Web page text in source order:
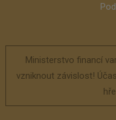
Ministerstvo financí
vzniknout závislost!